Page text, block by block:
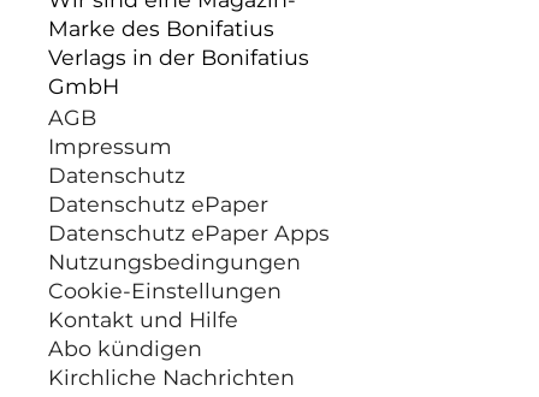
Marke des Bonifatius
Verlags in der Bonifatius
GmbH
AGB
Impressum
Datenschutz
Datenschutz ePaper
Datenschutz ePaper Apps
Nutzungsbedingungen
Cookie-Einstellungen
Kontakt und Hilfe
Abo kündigen
Kirchliche Nachrichten